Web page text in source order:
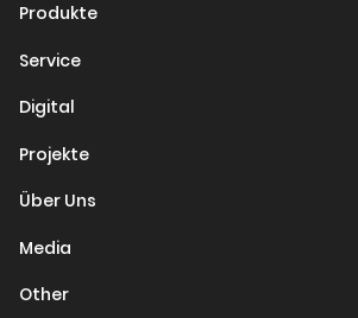
Produkte
Service
Digital
Projekte
Über Uns
Media
Other